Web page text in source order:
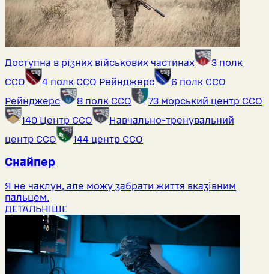
Доступна в різних військових частинах
3 полк
ССО
4 полк ССО Рейнджерс
6 полк ССО
Рейнджерс
8 полк ССО
73 морський центр ССО
140 Центр ССО
Навчально-тренувальний
центр ССО
144 центр ССО
Снайпер
Я не чаклун, але можу забрати життя вказівним
пальцем.
ДЕТАЛЬНІШЕ